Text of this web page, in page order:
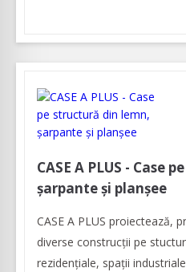
CASE A PLUS - Case
șarpante și planșee
CASE A PLUS proiectează,
diverse construcții pe
rezidențiale, spații